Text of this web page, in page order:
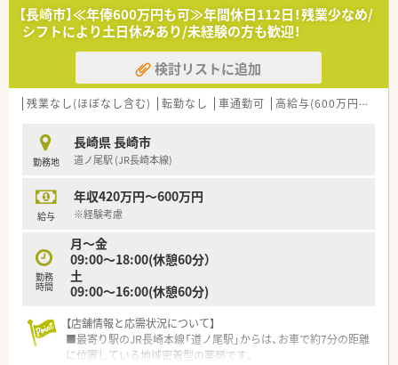
【長崎市】≪年俸600万円も可≫年間休日112日！残業少なめ/
シフトにより土日休みあり/未経験の方も歓迎！
検討リストに追加
残業なし(ほぼなし含む) 転勤なし 車通勤可 高給与(600万円以上)
勤務地
長崎県 長崎市
道ノ尾駅 (JR長崎本線)
給与
年収420万円～600万円
※経験考慮
勤務
時間
月～金
09:00～18:00(休憩60分）
土
09:00～16:00(休憩60分)
【店舗情報と応需状況について】
■最寄り駅のJR長崎本線「道ノ尾駅」からは、お車で約7分の距離
に位置している地域密着型の薬局です。